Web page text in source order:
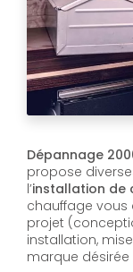
Dépannage
propose
l’installation de
chauffage
projet
installation,
marque désirée